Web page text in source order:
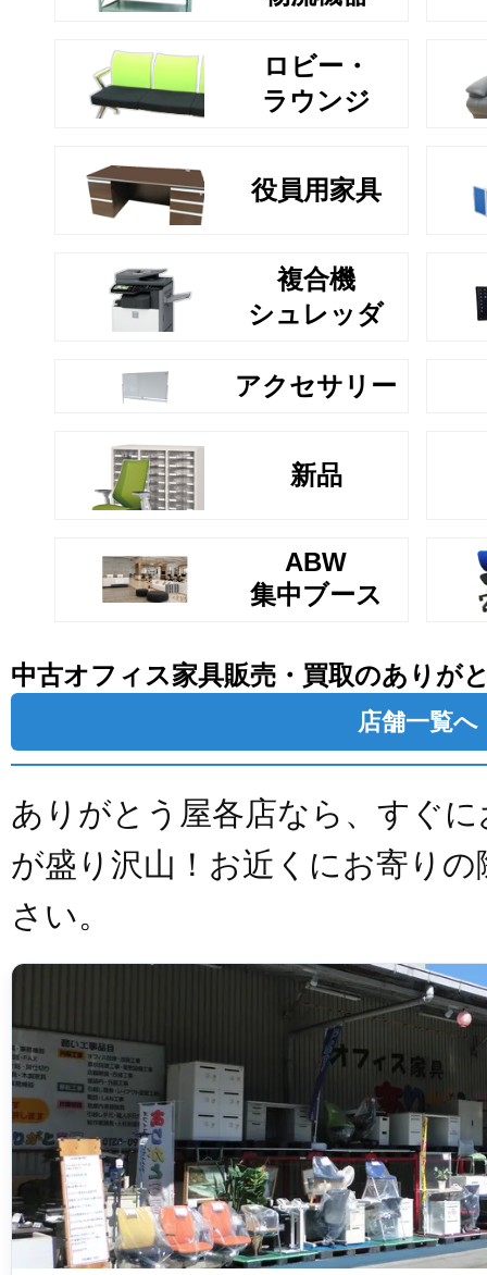
ロビー・
ラウンジ
役員用家具
複合機
シュレッダ
アクセサリー
新品
ABW
集中ブース
中古オフィス家具販売・買取のありが
店舗一覧へ
ありがとう屋各店なら、すぐ
が盛り沢山！お近くにお寄り
さい。